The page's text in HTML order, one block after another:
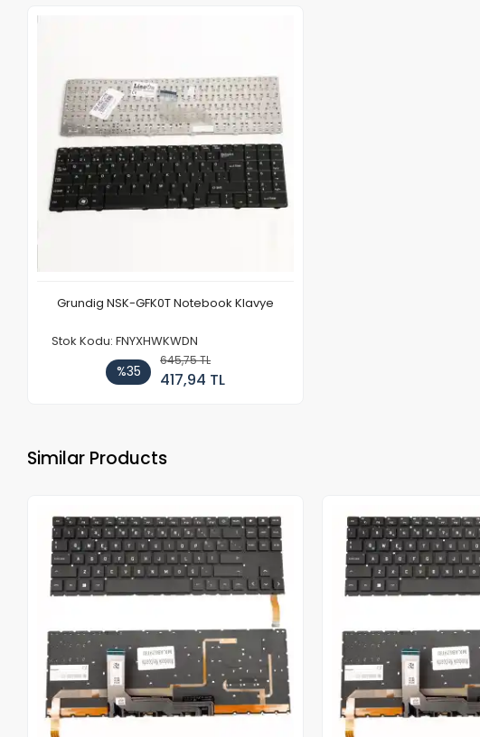
Grundig NSK-GFK0T Notebook Klavye
Stok Kodu: FNYXHWKWDN
%35
645,75 TL
417,94 TL
Similar Products